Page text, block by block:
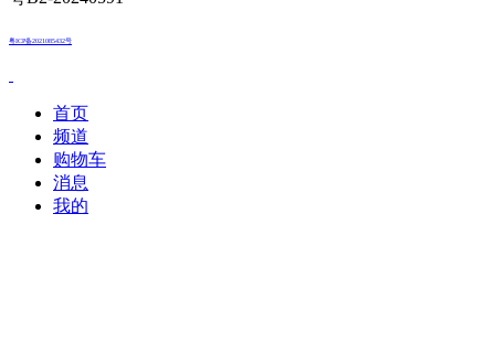
粤ICP备2021085432号
首页
频道
购物车
消息
我的